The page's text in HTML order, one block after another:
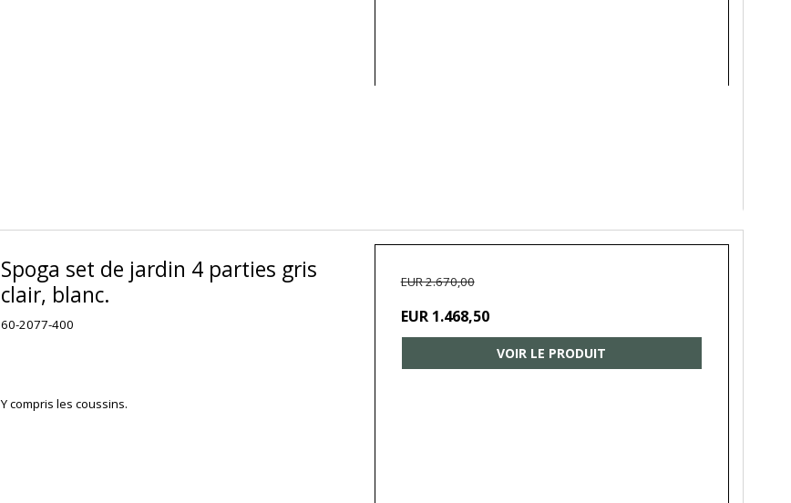
Spoga set de jardin 4 parties gris
clair, blanc.
60-2077-400
Y compris les coussins.
EUR 2.670,00
EUR 1.468,50
VOIR LE PRODUIT